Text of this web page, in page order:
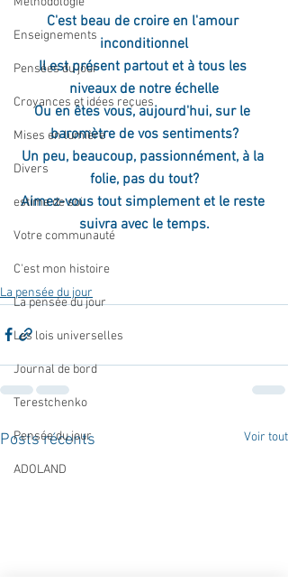
Enseignements
Pensées du jour
Croyances et idées reçues
Mises en lumière
Divers
estime de soi
Votre communauté
C'est mon histoire
La pensée du jour
Les lois universelles
Journal de bord
Terestchenko
Pensée du jour
ADOLAND
C'est beau de croire en l'amour
inconditionnel
Il est présent partout et à tous les
niveaux de notre échelle
Ou en êtes vous, aujourd'hui, sur le
baromètre de vos sentiments?
Un peu, beaucoup, passionnément, à la
folie, pas du tout?
Aimez-vous tout simplement et le reste
suivra avec le temps.
La pensée du jour
Posts récents Voir tout